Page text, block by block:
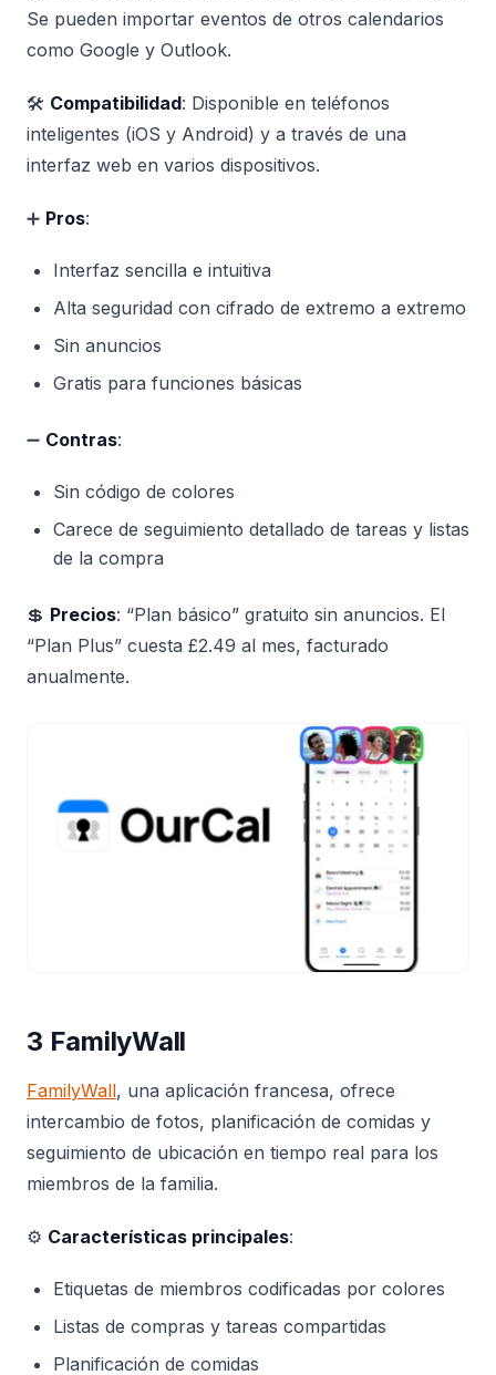
Se pueden importar eventos de otros calendarios
como Google y Outlook.
🛠️ Compatibilidad: Disponible en teléfonos
inteligentes (iOS y Android) y a través de una
interfaz web en varios dispositivos.
➕ Pros:
Interfaz sencilla e intuitiva
Alta seguridad con cifrado de extremo a extremo
Sin anuncios
Gratis para funciones básicas
➖ Contras:
Sin código de colores
Carece de seguimiento detallado de tareas y listas
de la compra
💲 Precios: “Plan básico” gratuito sin anuncios. El
“Plan Plus” cuesta £2.49 al mes, facturado
anualmente.
3 FamilyWall
FamilyWall, una aplicación francesa, ofrece
intercambio de fotos, planificación de comidas y
seguimiento de ubicación en tiempo real para los
miembros de la familia.
⚙️ Características principales:
Etiquetas de miembros codificadas por colores
Listas de compras y tareas compartidas
Planificación de comidas